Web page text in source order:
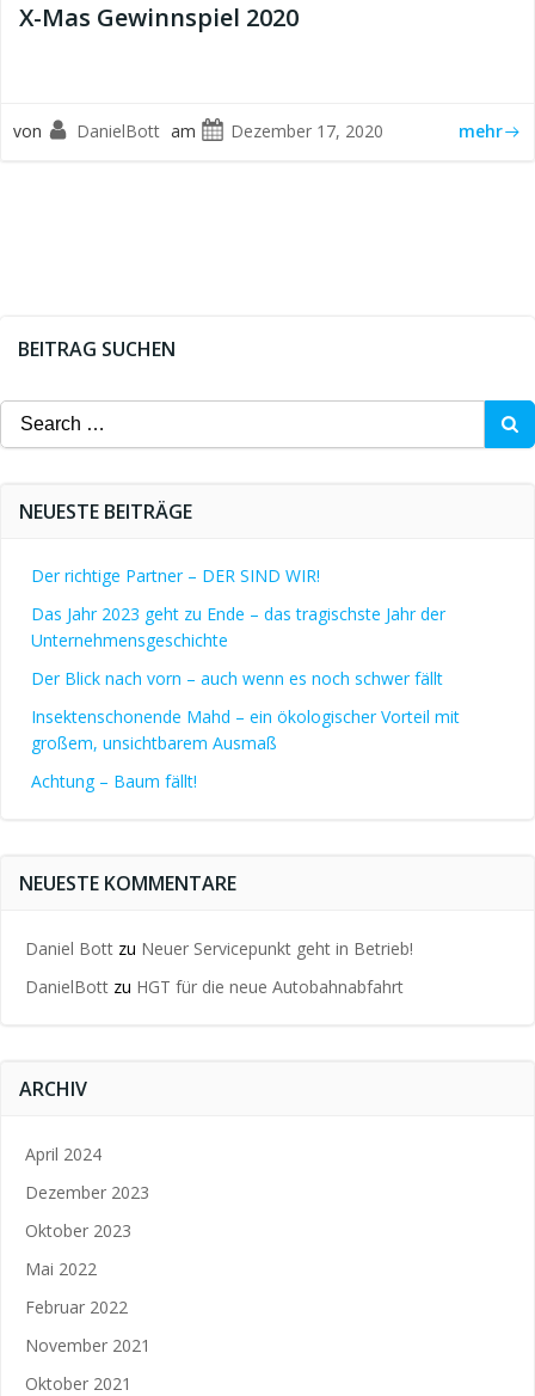
X-Mas Gewinnspiel 2020
von DanielBott am Dezember 17, 2020 mehr
BEITRAG SUCHEN
Search
for:
NEUESTE BEITRÄGE
Der richtige Partner – DER SIND WIR!
Das Jahr 2023 geht zu Ende – das tragischste Jahr der
Unternehmensgeschichte
Der Blick nach vorn – auch wenn es noch schwer fällt
Insektenschonende Mahd – ein ökologischer Vorteil mit
großem, unsichtbarem Ausmaß
Achtung – Baum fällt!
NEUESTE KOMMENTARE
Daniel Bott zu Neuer Servicepunkt geht in Betrieb!
DanielBott zu HGT für die neue Autobahnabfahrt
ARCHIV
April 2024
Dezember 2023
Oktober 2023
Mai 2022
Februar 2022
November 2021
Oktober 2021